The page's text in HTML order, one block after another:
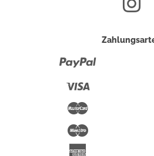
Maestro